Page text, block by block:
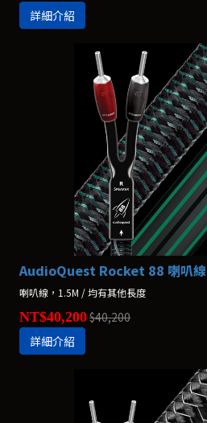
詳細介紹
AudioQuest Rocket 88 喇叭線
喇叭線，1.5M / 均有其他長度
NT$40,200$40,200
詳細介紹